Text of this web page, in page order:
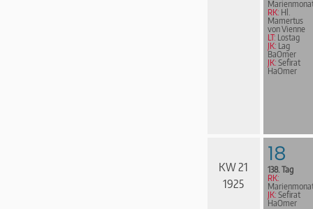
RK: Hl.
Mamertus
von Vienne
LT: Lostag
JK: Lag
BaOmer
JK: Sefirat
HaOmer
KW 21
1925
18
138. Tag
RK:
JK: Sefirat
HaOmer